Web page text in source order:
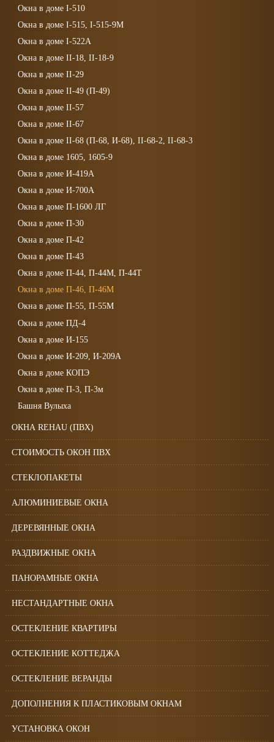
Окна в доме I-510
Окна в доме I-515, I-515-9М
Окна в доме I-522А
Окна в доме II-18, II-18-9
Окна в доме II-29
Окна в доме II-49 (П-49)
Окна в доме II-57
Окна в доме II-67
Окна в доме II-68 (П-68, И-68), II-68-2, II-68-3
Окна в доме 1605, 1605-9
Окна в доме И-419А
Окна в доме И-700А
Окна в доме П-1600 ЛГ
Окна в доме П-30
Окна в доме П-42
Окна в доме П-43
Окна в доме П-44, П-44М, П-44Т
Окна в доме П-46, П-46М
Окна в доме П-55, П-55М
Окна в доме ПД-4
Окна в доме И-155
Окна в доме И-209, И-209А
Окна в доме КОПЭ
Окна в доме П-3, П-3м
Башня Вулыха
ОКНА REHAU (ПВХ)
СТОИМОСТЬ ОКОН ПВХ
СТЕКЛОПАКЕТЫ
АЛЮМИНИЕВЫЕ ОКНА
ДЕРЕВЯННЫЕ ОКНА
РАЗДВИЖНЫЕ ОКНА
ПАНОРАМНЫЕ ОКНА
НЕСТАНДАРТНЫЕ ОКНА
ОСТЕКЛЕНИЕ КВАРТИРЫ
ОСТЕКЛЕНИЕ КОТТЕДЖА
ОСТЕКЛЕНИЕ ВЕРАНДЫ
ДОПОЛНЕНИЯ К ПЛАСТИКОВЫМ ОКНАМ
УСТАНОВКА ОКОН